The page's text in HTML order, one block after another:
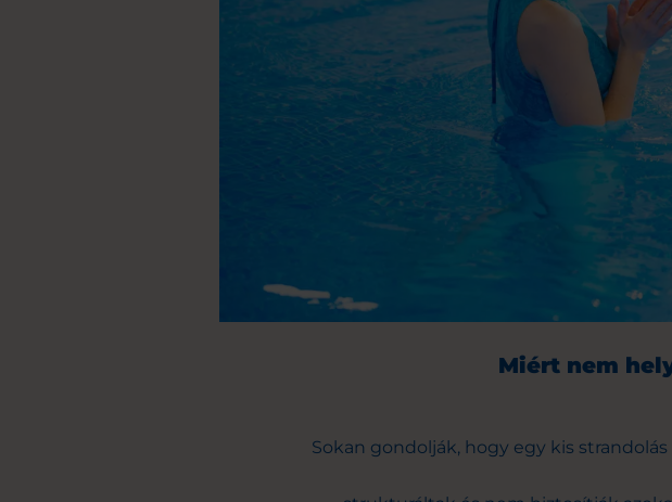
Miért nem
Sokan gondolják, hogy egy kis